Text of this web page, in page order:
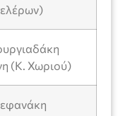
(Κ. Χωριού)